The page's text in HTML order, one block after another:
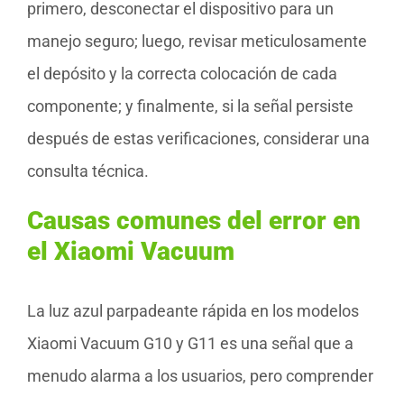
primero, desconectar el dispositivo para un
manejo seguro; luego, revisar meticulosamente
el depósito y la correcta colocación de cada
componente; y finalmente, si la señal persiste
después de estas verificaciones, considerar una
consulta técnica.
Causas comunes del error en
el Xiaomi Vacuum
La luz azul parpadeante rápida en los modelos
Xiaomi Vacuum G10 y G11 es una señal que a
menudo alarma a los usuarios, pero comprender